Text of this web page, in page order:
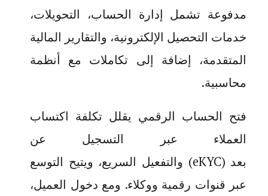
مدفوعة تشمل إدارة الحساب، التحويلات،
خدمات التحصيل الإلكترونية، والتقارير المالية
المتقدمة، إضافة إلى تكاملات مع أنظمة
محاسبية.
فتح الحساب الرقمي يقلل تكلفة اكتساب
العملاء عبر التسجيل عن
بعد(eKYC)والتفعيل السريع، ويتيح التوسع
عبر قنوات رقمية ووكلاء. ومع دخول العميل،